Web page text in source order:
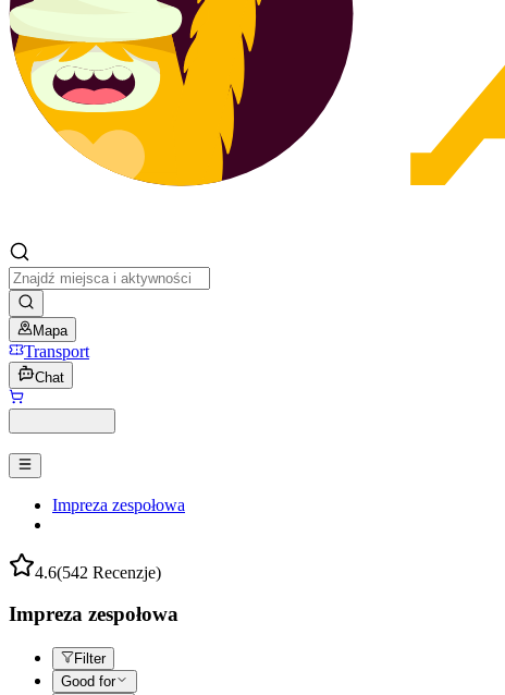
Mapa
Transport
Chat
Impreza zespołowa
4.6(542 Recenzje)
Impreza zespołowa
Filter
Good for